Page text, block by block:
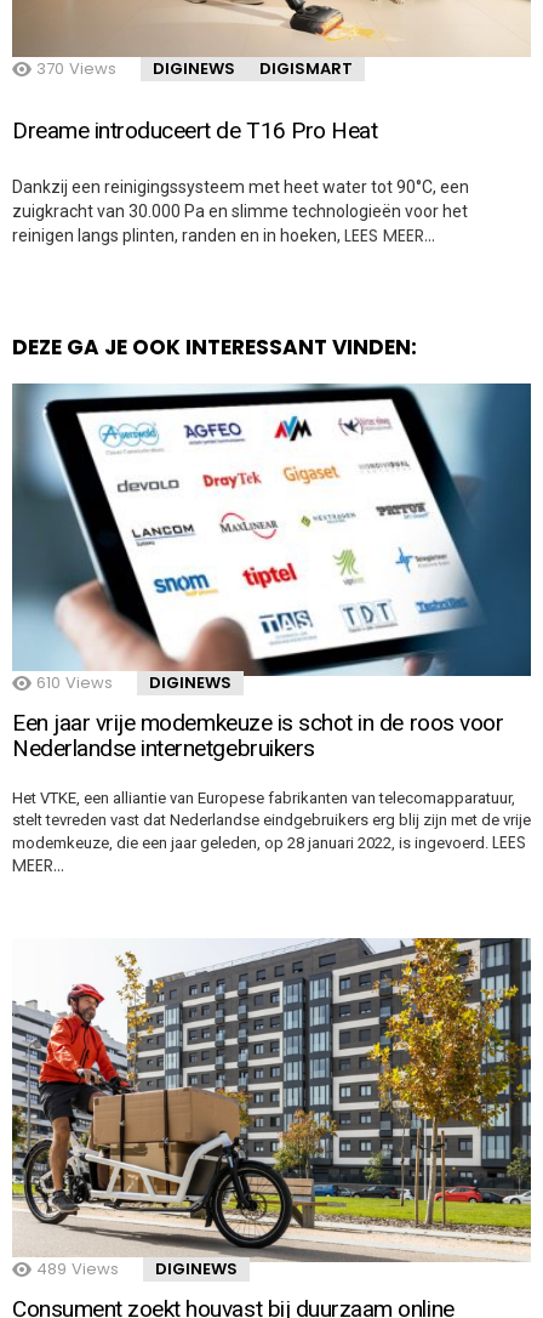
370 Views DIGINEWS DIGISMART
Dreame introduceert de T16 Pro Heat
Dankzij een reinigingssysteem met heet water tot 90°C, een
zuigkracht van 30.000 Pa en slimme technologieën voor het
reinigen langs plinten, randen en in hoeken, LEES MEER…
DEZE GA JE OOK INTERESSANT VINDEN:
610 Views DIGINEWS
Een jaar vrije modemkeuze is schot in de roos voor
Nederlandse internetgebruikers
Het VTKE, een alliantie van Europese fabrikanten van telecomapparatuur,
stelt tevreden vast dat Nederlandse eindgebruikers erg blij zijn met de vrije
modemkeuze, die een jaar geleden, op 28 januari 2022, is ingevoerd. LEES
MEER…
489 Views DIGINEWS
Consument zoekt houvast bij duurzaam online